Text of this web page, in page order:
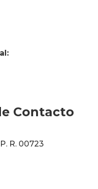
Contacto
R. 00723